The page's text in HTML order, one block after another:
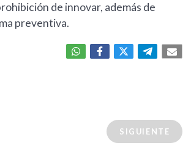
de innovar, además de
preventiva.
SIGUIENTE